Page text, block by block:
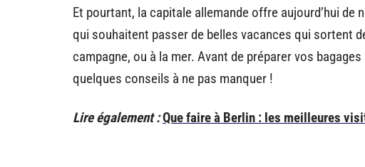
Et pourtant, la capitale allemande offre aujourd’hui
qui souhaitent passer de belles vacances qui sortent
campagne, ou à la mer. Avant de préparer vos
quelques conseils à ne pas manquer !
Lire également :Que faire à Berlin : les meilleures